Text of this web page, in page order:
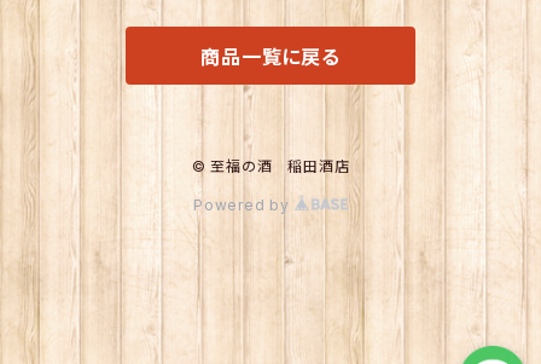
商品一覧に戻る
© 至福の酒 稲田酒店
Powered by